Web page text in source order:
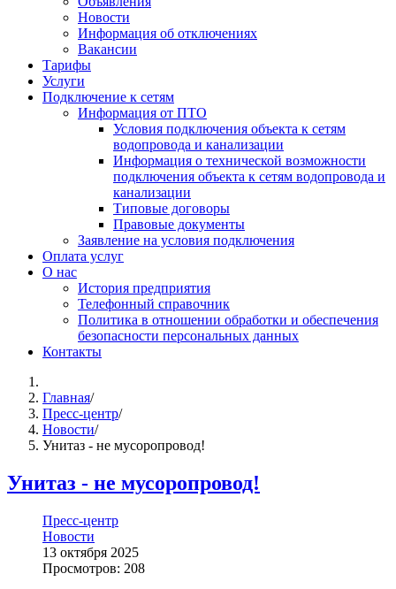
Новости
Информация об отключениях
Вакансии
Тарифы
Услуги
Подключение к сетям
Информация от ПТО
Условия подключения объекта к сетям
водопровода и канализации
Информация о технической возможности
подключения объекта к сетям водопровода и
канализации
Типовые договоры
Правовые документы
Заявление на условия подключения
Оплата услуг
О нас
История предприятия
Телефонный справочник
Политика в отношении обработки и обеспечения
безопасности персональных данных
Контакты
Главная/
Пресс-центр/
Новости/
Унитаз - не мусоропровод!
Унитаз - не мусоропровод!
Пресс-центр
Новости
13 октября 2025
Просмотров: 208